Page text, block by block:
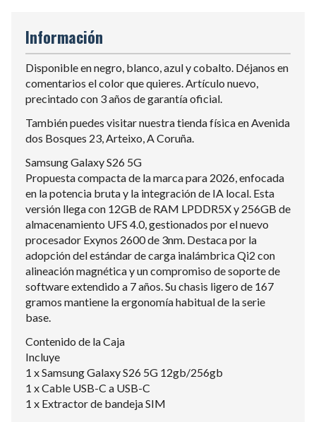
Información
Disponible en negro, blanco, azul y cobalto. Déjanos en
comentarios el color que quieres. Artículo nuevo,
precintado con 3 años de garantía oficial.
También puedes visitar nuestra tienda física en Avenida
dos Bosques 23, Arteixo, A Coruña.
Samsung Galaxy S26 5G
Propuesta compacta de la marca para 2026, enfocada
en la potencia bruta y la integración de IA local. Esta
versión llega con 12GB de RAM LPDDR5X y 256GB de
almacenamiento UFS 4.0, gestionados por el nuevo
procesador Exynos 2600 de 3nm. Destaca por la
adopción del estándar de carga inalámbrica Qi2 con
alineación magnética y un compromiso de soporte de
software extendido a 7 años. Su chasis ligero de 167
gramos mantiene la ergonomía habitual de la serie
base.
Contenido de la Caja
Incluye
1 x Samsung Galaxy S26 5G 12gb/256gb
1 x Cable USB-C a USB-C
1 x Extractor de bandeja SIM